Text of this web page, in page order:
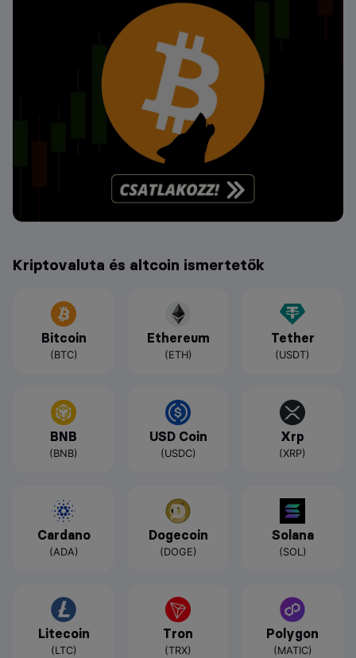
Kriptovaluta és altcoin ismertetők
Bitcoin
(BTC)
Ethereum
(ETH)
Tether
(USDT)
BNB
(BNB)
USD Coin
(USDC)
Xrp
(XRP)
Cardano
(ADA)
Dogecoin
(DOGE)
Solana
(SOL)
Litecoin
(LTC)
Tron
(TRX)
Polygon
(MATIC)